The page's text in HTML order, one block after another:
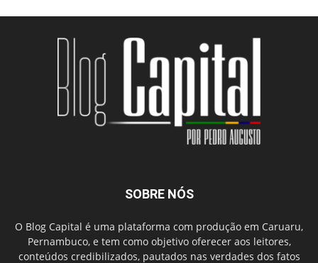
SOBRE NÓS
O Blog Capital é uma plataforma com produção em Caruaru,
Pernambuco, e tem como objetivo oferecer aos leitores,
conteúdos credibilizados, pautados nas verdades dos fatos